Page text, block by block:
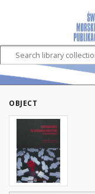
OBJECT